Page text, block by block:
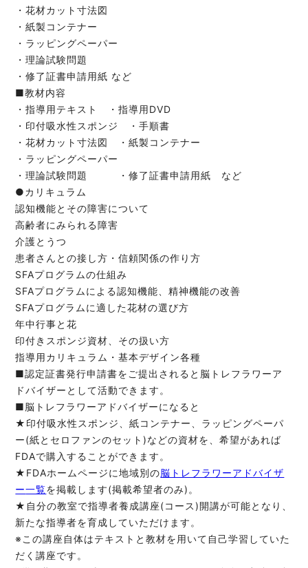
・花材カット寸法図
・紙製コンテナー
・ラッピングペーパー
・理論試験問題
・修了証書申請用紙 など
■教材内容
・指導用テキスト ・指導用DVD
・印付吸水性スポンジ ・手順書
・花材カット寸法図 ・紙製コンテナー
・ラッピングペーパー
・理論試験問題 ・修了証書申請用紙 など
●カリキュラム
認知機能とその障害について
高齢者にみられる障害
介護とうつ
患者さんとの接し方・信頼関係の作り方
SFAプログラムの仕組み
SFAプログラムによる認知機能、精神機能の改善
SFAプログラムに適した花材の選び方
年中行事と花
印付きスポンジ資材、その扱い方
指導用カリキュラム・基本デザイン各種
■認定証書発行申請書をご提出されると 脳トレフラワーア
ドバイザー として活動できます。
■脳トレフラワーアドバイザーになると
★印付吸水性スポンジ、紙コンテナー、ラッピングペーパ
ー(紙とセロファンのセット)などの資材を、希望があれば
FDAで購入することができます。
★FDAホームページに地域別の脳トレフラワーアドバイザ
ー一覧を掲載します(掲載希望者のみ)。
★自分の教室で指導者養成講座(コース)開講が可能となり、
新たな指導者を育成していただけます。
※この講座自体はテキストと教材を用いて自己学習していた
だく講座です。